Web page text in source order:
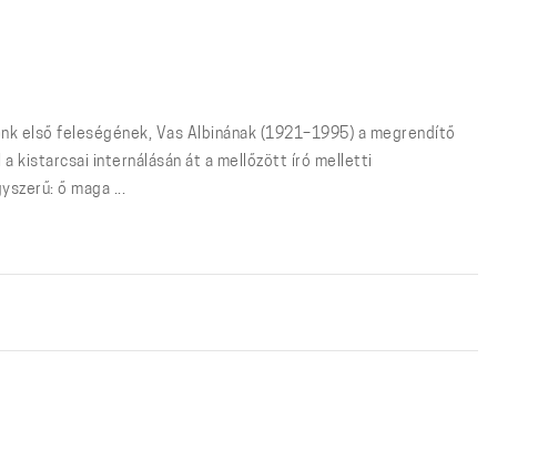
első feleségének, Vas Albinának (1921–1995) a megrendítő
kistarcsai internálásán át a mellőzött író melletti
ő maga ...